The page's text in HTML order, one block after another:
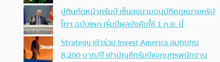
ปูตินตัดหน้าทรัมป์ เซ็นลงนามอนุมัติกฎหมายคริป
โทฯ ฉบับแรก เริ่มมีผลบังคับใช้ 1 ก.ย. นี้
Strategy เข้าร่วม Invest America สมทบทุน
8,200 บาท/ปี เข้าบัญชีทรัมป์แจกบุตรพนักงาน